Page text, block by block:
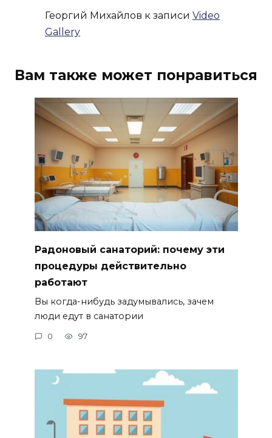
Георгий Михайлов к записи Video
Gallery
Вам также может понравиться
Радоновый санаторий: почему эти
процедуры действительно
работают
Вы когда-нибудь задумывались, зачем
люди едут в санатории
0 97